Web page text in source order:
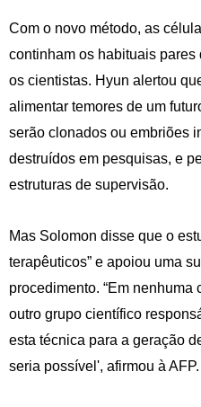
Com o novo método, as
continham os habituais
os cientistas. Hyun alertou
alimentar temores de um
serão clonados ou embriões
destruídos em pesquisas, e
estruturas de supervisão.
Mas Solomon disse que o
terapêuticos” e apoiou uma
procedimento. “Em
outro grupo científico
esta técnica para a geração
seria possível', afirmou à AFP.